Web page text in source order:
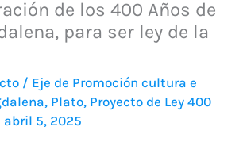
de los 400 Años de
para ser ley de la
/ Eje de Promoción cultura e
, Plato, Proyecto de Ley 400
abril 5, 2025